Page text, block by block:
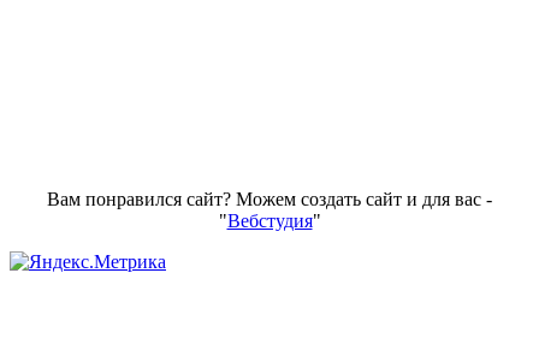
Вам понравился сайт? Можем создать сайт и для вас -
"Вебстудия"